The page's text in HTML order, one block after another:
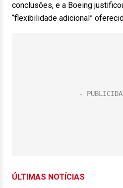
conclusões, e a Boeing
“flexibilidade adicional”